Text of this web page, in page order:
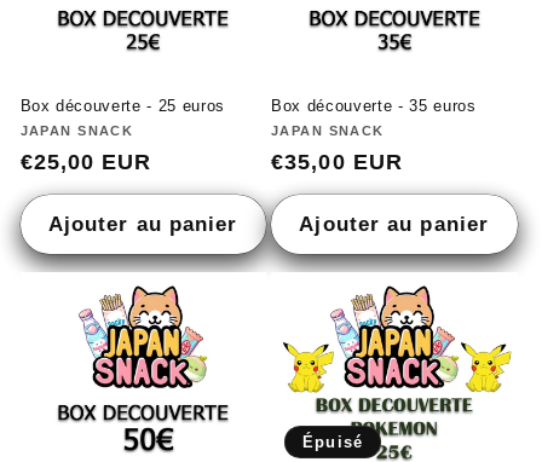
Box découverte - 25 euros
Fournisseur :
JAPAN SNACK
Prix
habituel
€25,00 EUR
Ajouter au panier
Box découverte - 35 euros
Fournisseur :
JAPAN SNACK
Prix
habituel
€35,00 EUR
Ajouter au panier
Épuisé